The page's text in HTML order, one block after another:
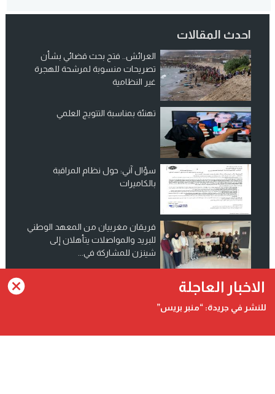
احدث المقالات
العرائش.. فتح بحث قضائي بشأن
تصريحات منسوبة لمرشحة للهجرة
غير النظامية
تهنئة بمناسبة التتويج العلمي
سؤال آني: حول نظام المراقبة
بالكاميرات
فريقان مغربيان من المعهد الوطني
للبريد والمواصلات يتأهلان إلى
شينزن للمشاركة في...
انضم الينا على فيسبوك
الاخبار العاجلة
للنشر في جريدة: “منبر بريس”